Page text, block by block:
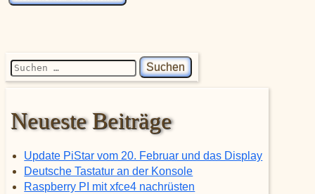
Suchen nach:
Neueste Beiträge
Update PiStar vom 20. Februar und das Display
Deutsche Tastatur an der Konsole
Raspberry PI mit xfce4 nachrüsten